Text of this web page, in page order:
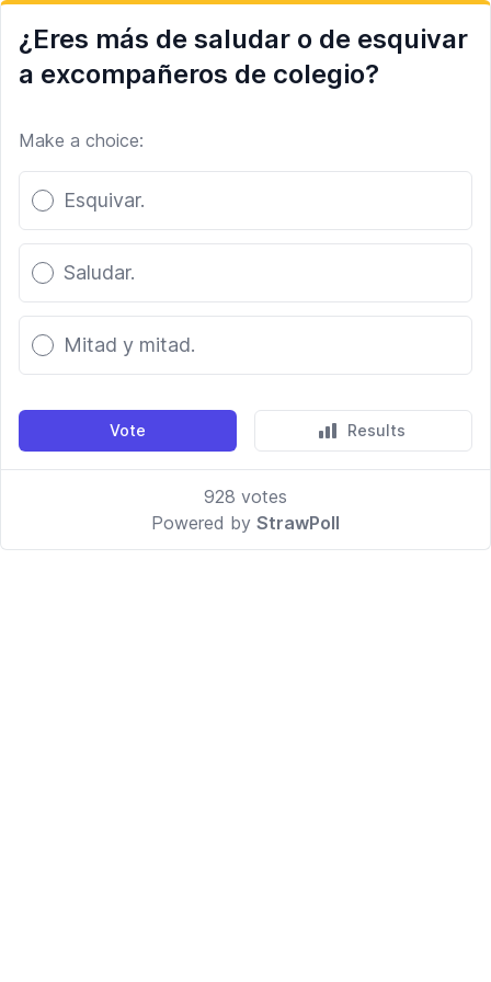
¿Eres más de saludar o de esquivar
a excompañeros de colegio?
Make a choice:
Poll options
Esquivar.
Saludar.
Mitad y mitad.
Vote Results
928 votes
Powered by StrawPoll